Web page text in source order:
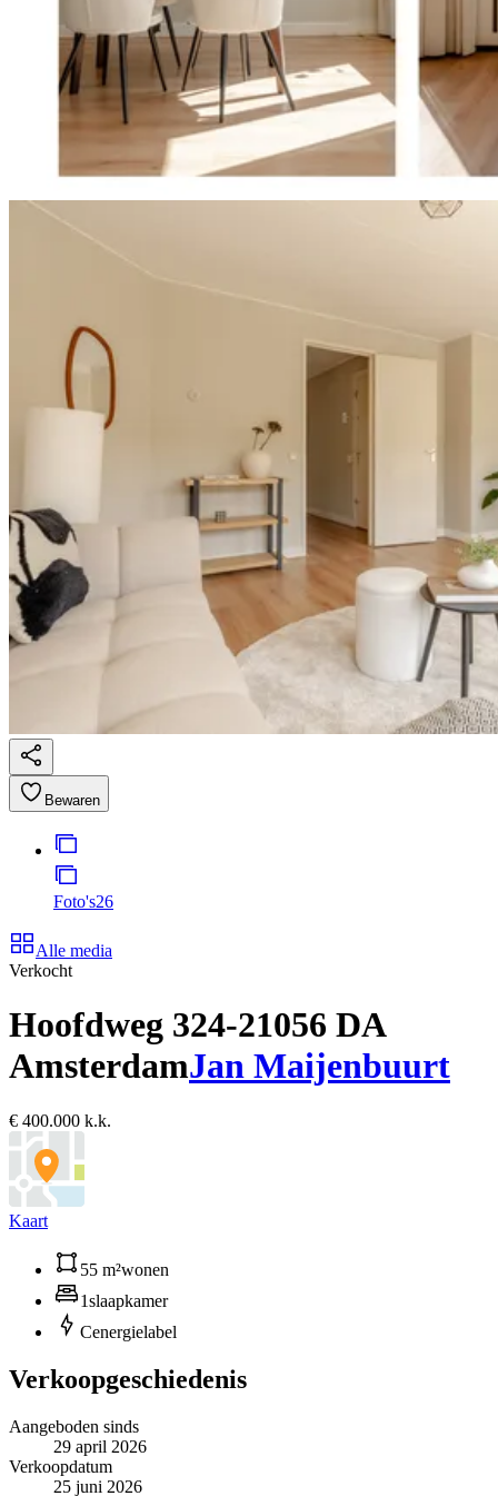
Bewaren
Foto's26
Alle media
Verkocht
Hoofdweg 324-21056 DA
AmsterdamJan Maijenbuurt
€ 400.000 k.k.
Kaart
55 m²wonen
1slaapkamer
Cenergielabel
Verkoopgeschiedenis
Aangeboden sinds
29 april 2026
Verkoopdatum
25 juni 2026